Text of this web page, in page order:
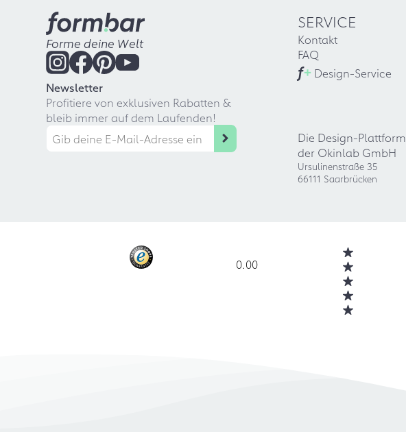
Forme deine Welt
Newsletter
Profitiere von exklusiven Rabatten &
bleib immer auf dem Laufenden!
SERVICE
Kontakt
FAQ
f+ Design-Service
Die Design-Plattform
der Okinlab GmbH
Ursulinenstraße 35
66111 Saarbrücken
0.00